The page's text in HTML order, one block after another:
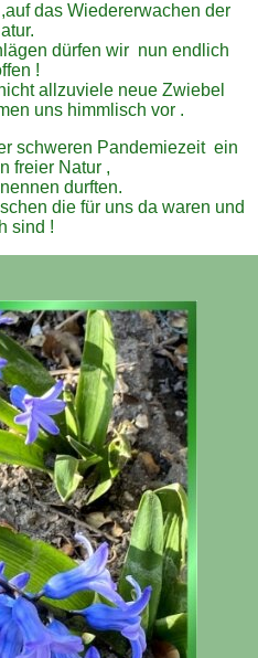
das Wiedererwachen der
dürfen wir nun endlich
!
allzuviele neue Zwiebel
uns himmlisch vor .
schweren Pandemiezeit ein
freier Natur ,
durften.
die für uns da waren und
sind !